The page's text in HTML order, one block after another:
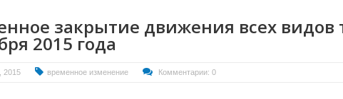
закрытие движения всех видов
2015 года
2015 временное изменение Комментарии: 0